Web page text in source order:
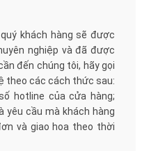
khách hàng sẽ được
nghiệp và đã được
đến chúng tôi, hãy gọi
theo các cách thức sau:
hotline của cửa hàng;
yêu cầu mà khách hàng
và giao hoa theo thời